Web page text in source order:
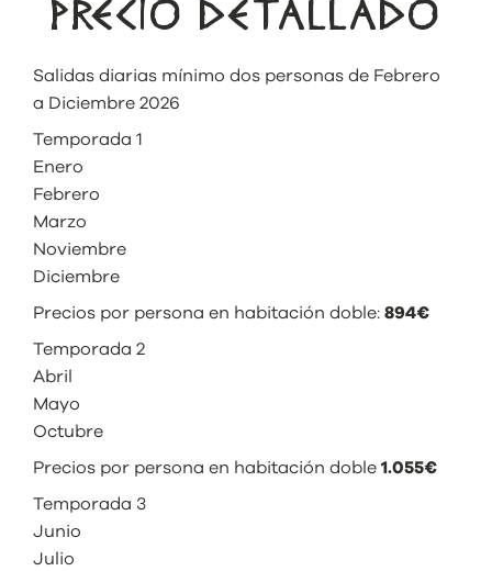
PRECIO DETALLADO
Salidas diarias mínimo dos personas de Febrero
a Diciembre 2026
Temporada 1
Enero
Febrero
Marzo
Noviembre
Diciembre
Precios por persona en habitación doble: 894€
Temporada 2
Abril
Mayo
Octubre
Precios por persona en habitación doble 1.055€
Temporada 3
Junio
Julio